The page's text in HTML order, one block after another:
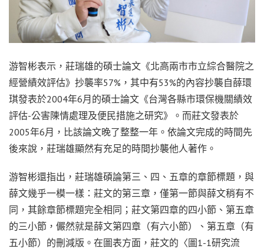
游智彬表示，莊瑞雄的碩士論文《北高兩市市立綜合醫院之
經營績效評估》抄襲率57%，其中有53%的內容抄襲自薛環
琪發表於2004年6月的碩士論文《台灣各縣市環保機關績效
評估-公害陳情處理及便民措施之研究》。而莊文發表於
2005年6月，比該論文晚了整整一年。依論文完成的時間先
後來說，莊瑞雄顯然有充足的時間抄襲他人著作。
游智彬還指出，莊瑞雄碩論第三、四、五章的章節標題，與
薛文幾乎一模一樣：莊文的第三章，僅第一節與薛文稍有不
同，其餘章節標題完全相同；莊文第四章的四小節、第五章
的三小節，儼然就是薛文第四章（有六小節）、第五章（有
五小節）的刪減版。在圖表方面，莊文的〈圖1-1研究流